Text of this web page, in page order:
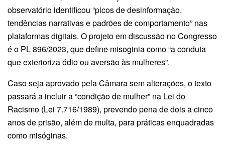
observatório identificou “picos de desinformação,
tendências narrativas e padrões de comportamento” nas
plataformas digitais. O projeto em discussão no Congresso
é o PL 896/2023, que define misoginia como “a conduta
que exterioriza ódio ou aversão às mulheres”.
Caso seja aprovado pela Câmara sem alterações, o texto
passará a incluir a “condição de mulher” na Lei do
Racismo (Lei 7.716/1989), prevendo pena de dois a cinco
anos de prisão, além de multa, para práticas enquadradas
como misóginas.